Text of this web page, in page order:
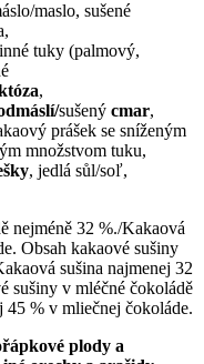
maslo, sušené
tuky (palmový,
,
sušený cmar,
prášek se sníženým
množstvom tuku,
, jedlá sůl/soľ,
nejméně 32 %./Kakaová
Obsah kakaové sušiny
sušina najmenej 32
sušiny v mléčné čokoládě
45 % v mliečnej čokoláde.
plody a